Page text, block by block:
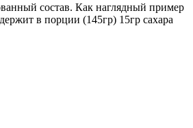
состав. Как наглядный пример
в порции (145гр) 15гр сахара